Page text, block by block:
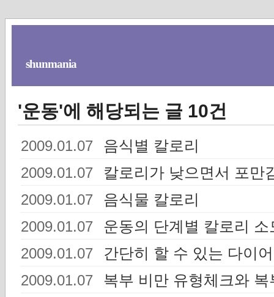
shunmania
'운동'에 해당되는 글 10건
2009.01.07 음식별 칼로리
2009.01.07 칼로리가 낮으면서 포만
2009.01.07 음식물 칼로리
2009.01.07 운동의 단계별 칼로리 소
2009.01.07 간단히 할 수 있는 다이
2009.01.07 복부 비만 유형체크와